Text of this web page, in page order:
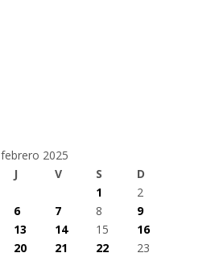
febrero 2025
J V S
D
1
2
6 7 8
9
13 14 15
16
20 21 22
23